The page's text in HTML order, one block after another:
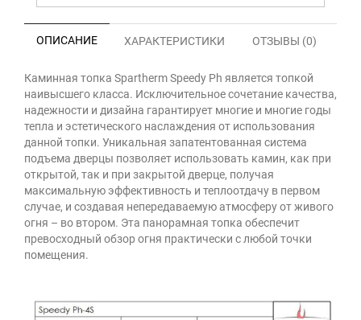
ОПИСАНИЕ ХАРАКТЕРИСТИКИ ОТЗЫВЫ (0)
Каминная топка Spartherm Speedy Ph является топкой
наивысшего класса. Исключительное сочетание качества,
надежности и дизайна гарантирует многие и многие годы
тепла и эстетического наслаждения от использования
данной топки. Уникальная запатентованная система
подъема дверцы позволяет использовать камин, как при
открытой, так и при закрытой дверце, получая
максимальную эффективность и теплоотдачу в первом
случае, и создавая непередаваемую атмосферу от живого
огня – во втором. Эта панорамная топка обеспечит
превосходный обзор огня практически с любой точки
помещения.